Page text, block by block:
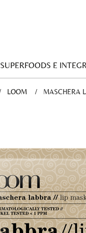
SUPERFOODS E
LOOM CURRENT:
MASCHERA